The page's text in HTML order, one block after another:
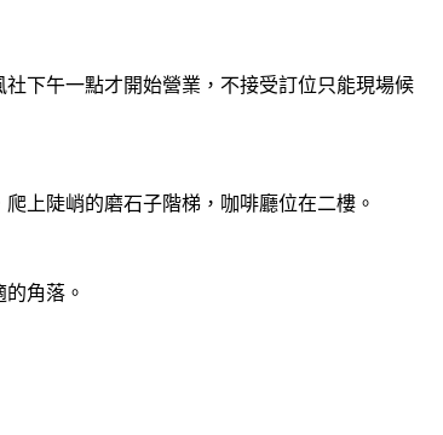
下午一點才開始營業，不接受訂位只能現場候
上陡峭的磨石子階梯，咖啡廳位在二樓。
角落。